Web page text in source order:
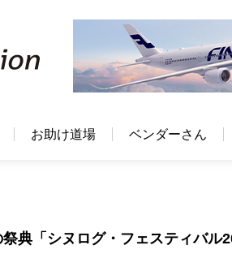
お助け道場 ベンダーさん
典「シヌログ・フェスティバル